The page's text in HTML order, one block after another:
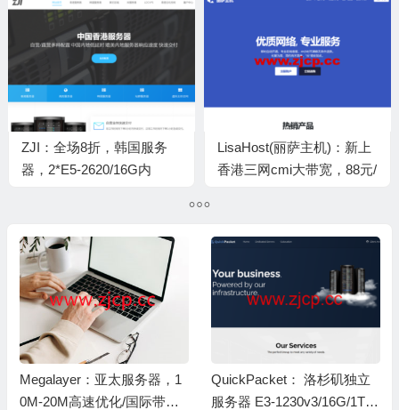
路，月付16元起
ZJI：全场8折，韩国服务
器，2*E5-2620/16G内
440元/月
LisaHost(丽萨主机)：新上
香港三网cmi大带宽，88元/
有美国/新加坡/台湾ISP住
Megalayer：亚太服务器，1
0M-20M高速优化/国际带宽
QuickPacket： 洛杉矶独立
服务器 E3-1230v3/16G/1TB